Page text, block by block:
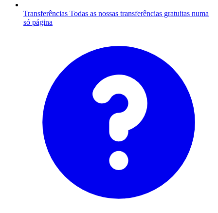
Transferências Todas as nossas transferências gratuitas numa
só página